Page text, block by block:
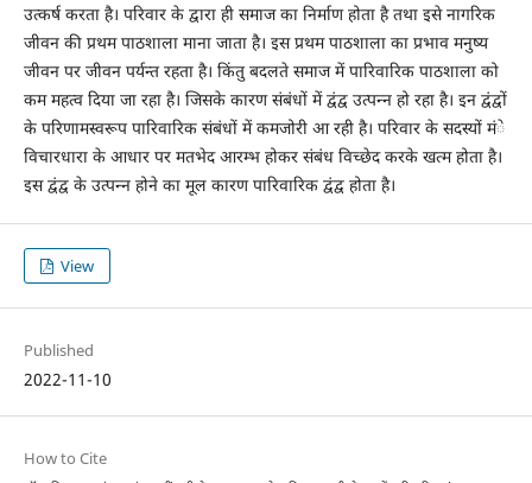
उत्कर्ष करता है। परिवार के द्वारा ही समाज का निर्माण होता है तथा इसे नागरिक
जीवन की प्रथम पाठशाला माना जाता है। इस प्रथम पाठशाला का प्रभाव मनुष्य
जीवन पर जीवन पर्यन्त रहता है। किंतु बदलते समाज में पारिवारिक पाठशाला को
कम महत्व दिया जा रहा है। जिसके कारण संबंधों में द्वंद्व उत्पन्न हो रहा है। इन द्वंद्वों
के परिणामस्वरूप पारिवारिक संबंधों में कमजोरी आ रही है। परिवार के सदस्यों मंे
विचारधारा के आधार पर मतभेद आरम्भ होकर संबंध विच्छेद करके खत्म होता है।
इस द्वंद्व के उत्पन्न होने का मूल कारण पारिवारिक द्वंद्व होता है।
View
Published
2022-11-10
How to Cite